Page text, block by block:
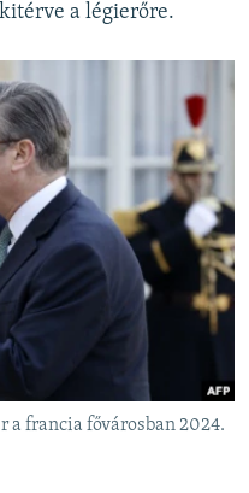
a légierőre.
a francia fővárosban 2024.